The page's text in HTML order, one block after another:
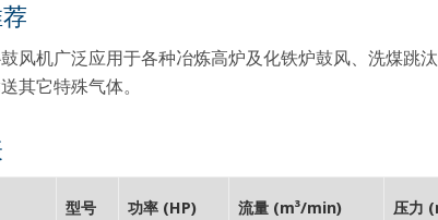
风机广泛应用于各种冶炼高炉及化铁炉鼓风、洗煤跳
其它特殊气体。
型号 功率 (HP) 流量 (m³/min) 压力